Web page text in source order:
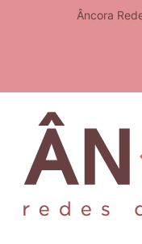
Âncora